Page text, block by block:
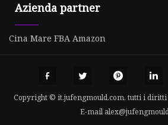
Azienda partner
Cina Mare FBA Amazon
Copyright © it.jufengmould.com, tutti i
E-mail